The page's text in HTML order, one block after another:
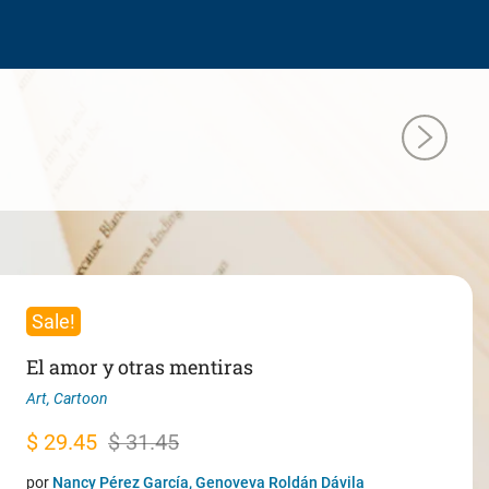
Sale!
El amor y otras mentiras
Art, Cartoon
$31.45
Original
price
$ 29.45
Current
price
por Nancy Pérez García, Genoveva Roldán Dávila